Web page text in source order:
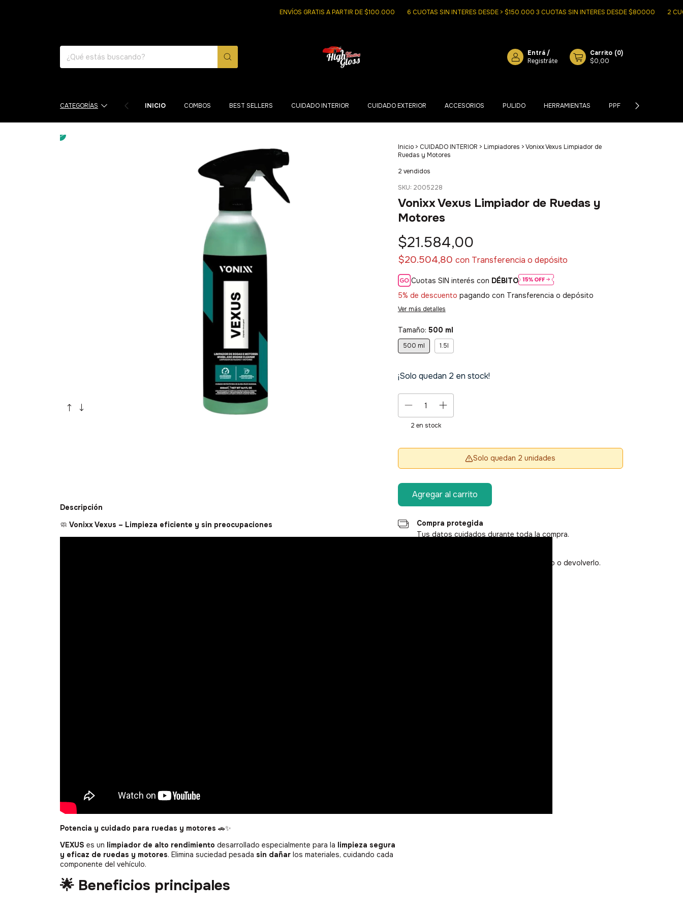
ENVÍOS GRATIS A PARTIR DE $100.000 6 CUOTAS SIN INTERES DESDE > $150.000 3 CUOTAS SIN INTERES DESDE $80000 2 CUOTAS
Entrá /
Registráte
Carrito (0)
$0,00
CATEGORÍAS INICIO COMBOS BEST SELLERS CUIDADO INTERIOR CUIDADO EXTERIOR ACCESORIOS PULIDO HERRAMIENTAS PPF AUTOMÓVIL
Inicio > CUIDADO INTERIOR > Limpiadores >Vonixx Vexus Limpiador de
Ruedas y Motores
2 vendidos
SKU: 2005228
Vonixx Vexus Limpiador de Ruedas y
Motores
$21.584,00
$20.504,80 con Transferencia o depósito
Cuotas SIN interés con DÉBITO
5% de descuento pagando con Transferencia o depósito
Ver más detalles
Tamaño: 500 ml
500 ml 1.5l
¡Solo quedan 2 en stock!
2 en stock
Solo quedan 2 unidades
Compra protegida
Tus datos cuidados durante toda la compra.
Si no te gusta, podés cambiarlo por otro o devolverlo.
Descripción
🧼 Vonixx Vexus – Limpieza eficiente y sin preocupaciones
Potencia y cuidado para ruedas y motores 🚗✨
VEXUS es un limpiador de alto rendimiento desarrollado especialmente para la limpieza segura
y eficaz de ruedas y motores. Elimina suciedad pesada sin dañar los materiales, cuidando cada
componente del vehículo.
🌟 Beneficios principales